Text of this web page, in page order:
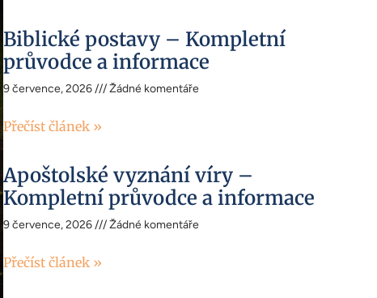
Biblické postavy – Kompletní
průvodce a informace
9 července, 2026 Žádné komentáře
Přečíst článek »
Apoštolské vyznání víry –
Kompletní průvodce a informace
9 července, 2026 Žádné komentáře
Přečíst článek »